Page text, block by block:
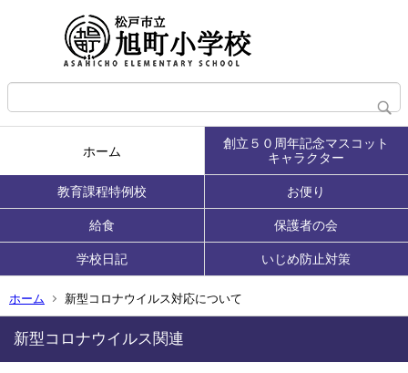
ホーム
創立５０周年記念マスコット
キャラクター
教育課程特例校 お便り
給食 保護者の会
学校日記 いじめ防止対策
ホーム 新型コロナウイルス対応について
新型コロナウイルス関連